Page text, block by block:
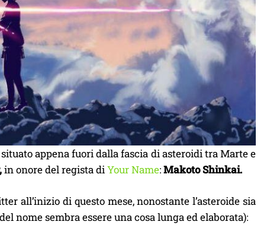
situato appena fuori dalla fascia di asteroidi tra Marte e
in onore del regista diYour Name:Makoto Shinkai.
all’inizio di questo mese, nonostante l’asteroide sia
nome sembra essere una cosa lunga ed elaborata):